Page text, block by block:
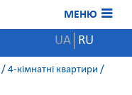
МЕНЮ
UA RU
/ 4-кімнатні квартири /